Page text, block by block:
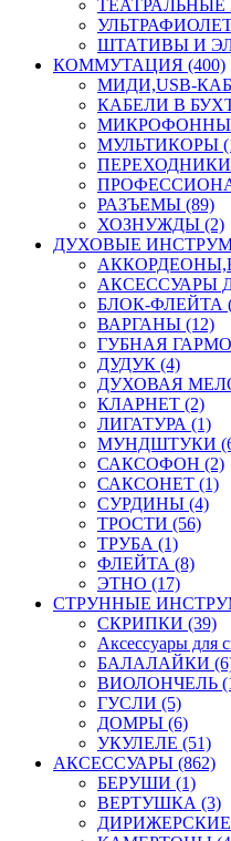
ШТАТИВЫ И
КОММУТАЦИЯ (400)
МИДИ,USB-
КАБЕЛИ В
МУЛЬТИКОРЫ
ПЕРЕХОДНИКИ
РАЗЪЕМЫ (89)
ХОЗНУЖДЫ (2)
ДУХОВЫЕ
АКСЕССУАРЫ
БЛОК-ФЛЕЙТА
ВАРГАНЫ (12)
ГУБНАЯ
ДУДУК (4)
ДУХОВАЯ
КЛАРНЕТ (2)
ЛИГАТУРА (1)
МУНДШТУКИ
САКСОФОН (2)
САКСОНЕТ (1)
СУРДИНЫ (4)
ТРОСТИ (56)
ТРУБА (1)
ФЛЕЙТА (8)
ЭТНО (17)
СТРУННЫЕ
СКРИПКИ (39)
Аксессуары для
БАЛАЛАЙКИ
ВИОЛОНЧЕЛЬ
ГУСЛИ (5)
ДОМРЫ (6)
УКУЛЕЛЕ (51)
АКСЕССУАРЫ (862)
БЕРУШИ (1)
ВЕРТУШКА (3)